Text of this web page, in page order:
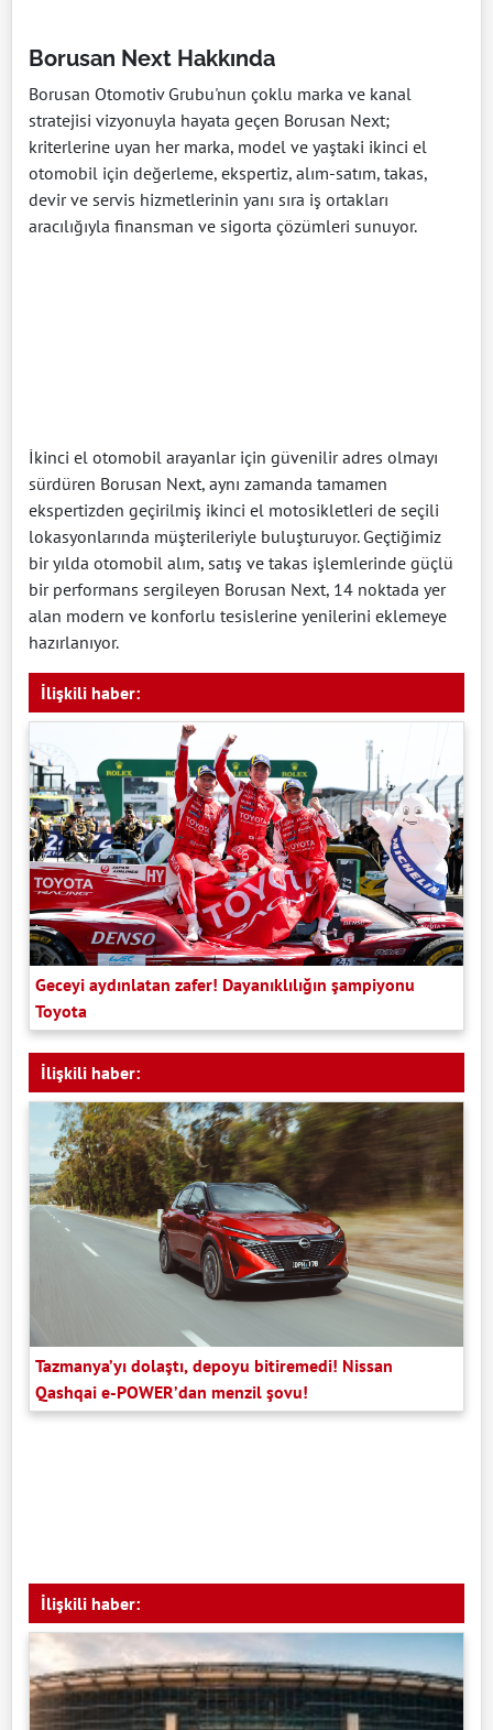
Borusan Next Hakkında
Borusan Otomotiv Grubu'nun çoklu marka ve kanal
stratejisi vizyonuyla hayata geçen Borusan Next;
kriterlerine uyan her marka, model ve yaştaki ikinci el
otomobil için değerleme, ekspertiz, alım-satım, takas,
devir ve servis hizmetlerinin yanı sıra iş ortakları
aracılığıyla finansman ve sigorta çözümleri sunuyor.
İkinci el otomobil arayanlar için güvenilir adres olmayı
sürdüren Borusan Next, aynı zamanda tamamen
ekspertizden geçirilmiş ikinci el motosikletleri de seçili
lokasyonlarında müşterileriyle buluşturuyor. Geçtiğimiz
bir yılda otomobil alım, satış ve takas işlemlerinde güçlü
bir performans sergileyen Borusan Next, 14 noktada yer
alan modern ve konforlu tesislerine yenilerini eklemeye
hazırlanıyor.
İlişkili haber:
Geceyi aydınlatan zafer! Dayanıklılığın şampiyonu
Toyota
İlişkili haber:
Tazmanya’yı dolaştı, depoyu bitiremedi! Nissan
Qashqai e-POWER’dan menzil şovu!
İlişkili haber: